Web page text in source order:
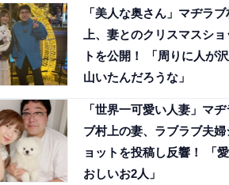
「美人な奥さん」マヂラブ
上、妻とのクリスマスショ
トを公開！ 「周りに人が沢
山いたんだろうな」
「世界一可愛い人妻」マヂ
ブ村上の妻、ラブラブ夫婦
ョットを投稿し反響！ 「愛
おしいお2人」